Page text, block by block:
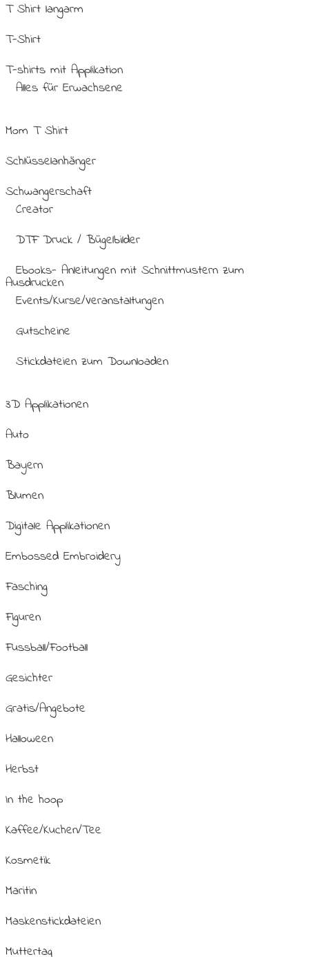
T Shirt langarm
T-Shirt
T-shirts mit Applikation
Alles für Erwachsene
Mom T Shirt
Schlüsselanhänger
Schwangerschaft
Creator
DTF Druck / Bügelbilder
Ebooks- Anleitungen mit Schnittmustern zum
Ausdrucken
Events/Kurse/Veranstaltungen
Gutscheine
Stickdateien zum Downloaden
3D Applikationen
Auto
Bayern
Blumen
Digitale Applikationen
Embossed Embroidery
Fasching
Figuren
Fussball/Football
Gesichter
Gratis/Angebote
Halloween
Herbst
In the hoop
Kaffee/Kuchen/Tee
Kosmetik
Maritin
Maskenstickdateien
Muttertag